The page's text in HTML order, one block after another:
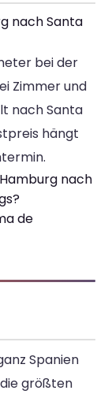
nach Santa
bei der
Zimmer und
nach Santa
hängt
nach
de
Spanien
die größten